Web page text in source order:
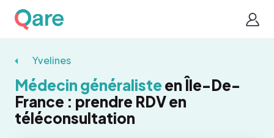
Yvelines
Médecin généraliste en Île-De-
France : prendre RDV en
téléconsultation